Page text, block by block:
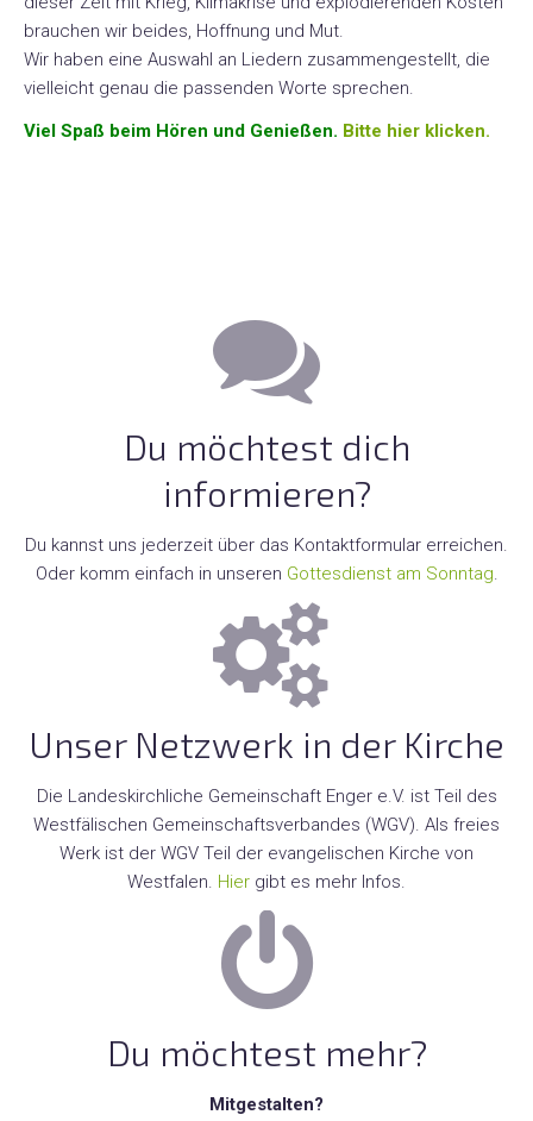
brauchen wir beides, Hoffnung und Mut.
Wir haben eine Auswahl an Liedern zusammengestellt, die
vielleicht genau die passenden Worte sprechen.
Viel Spaß beim Hören und Genießen. Bitte hier klicken.
Du möchtest dich
informieren?
Du kannst uns jederzeit über das Kontaktformular erreichen.
Oder komm einfach in unseren Gottesdienst am Sonntag.
Unser Netzwerk in der Kirche
Die Landeskirchliche Gemeinschaft Enger e.V. ist Teil des
Westfälischen Gemeinschaftsverbandes (WGV). Als freies
Werk ist der WGV Teil der evangelischen Kirche von
Westfalen. Hier gibt es mehr Infos.
Du möchtest mehr?
Mitgestalten?